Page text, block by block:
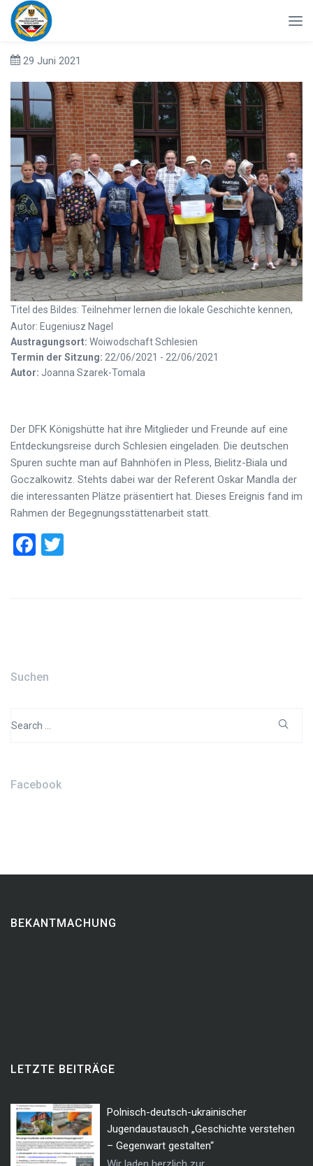
29 Juni 2021
Titel des Bildes: Teilnehmer lernen die lokale Geschichte kennen,
Autor: Eugeniusz Nagel
Austragungsort: Woiwodschaft Schlesien
Termin der Sitzung: 22/06/2021 - 22/06/2021
Autor: Joanna Szarek-Tomala
Der DFK Königshütte hat ihre Mitglieder und Freunde auf eine
Entdeckungsreise durch Schlesien eingeladen. Die deutschen
Spuren suchte man auf Bahnhöfen in Pless, Bielitz-Biala und
Goczalkowitz. Stehts dabei war der Referent Oskar Mandla der
die interessanten Plätze präsentiert hat. Dieses Ereignis fand im
Rahmen der Begegnungsstättenarbeit statt.
Facebook
Suchen
for:
Facebook
BEKANTMACHUNG
LETZTE BEITRÄGE
Polnisch-deutsch-ukrainischer
Jugendaustausch „Geschichte verstehen
– Gegenwart gestalten“